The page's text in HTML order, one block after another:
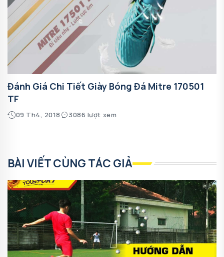
Đánh Giá Chi Tiết Giày Bóng Đá Mitre 170501
TF
09 Th4, 2018 3086 lượt xem
BÀI VIẾT CÙNG TÁC GIẢ